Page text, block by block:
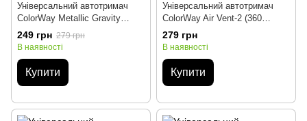
Універсальний автотримач
ColorWay Metallic Gravity
Holder Black (CW-CHG01-BK)
249 грн 279 грн
В наявності
Купити
Універсальний автотримач
ColorWay Air Vent-2 (360
rotation) magnetic Gray (CW-
CHM05-GR)
279 грн
В наявності
Купити